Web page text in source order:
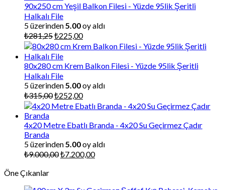
90x250 cm Yeşil Balkon Filesi - Yüzde 95lik Şeritli
Halkalı File
5 üzerinden 5.00oy aldı
₺281,25Orijinal
fiyat:
₺281,25.
₺225,00Şu
andaki
₺225,00.
80x280 cm Krem Balkon Filesi - Yüzde 95lik Şeritli
Halkalı File
5 üzerinden 5.00oy aldı
₺315,00Orijinal
fiyat:
₺252,00Şu
andaki
₺252,00.
4x20 Metre Ebatlı Branda - 4x20 Su Geçirmez Çadır
Branda
5 üzerinden 5.00oy aldı
₺9.000,00Orijinal
₺7.200,00Şu
Öne Çıkanlar